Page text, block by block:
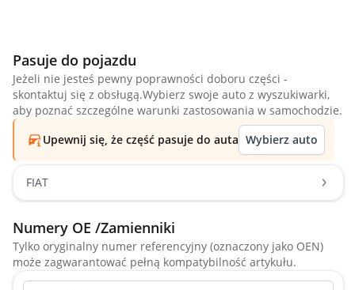
Pasuje do pojazdu
Jeżeli nie jesteś pewny poprawności doboru części -
skontaktuj się z obsługą.Wybierz swoje auto z wyszukiwarki,
aby poznać szczególne warunki zastosowania w samochodzie.
Upewnij się, że część pasuje do auta Wybierz auto
FIAT
Numery OE /Zamienniki
Tylko oryginalny numer referencyjny (oznaczony jako OEN)
może zagwarantować pełną kompatybilność artykułu.